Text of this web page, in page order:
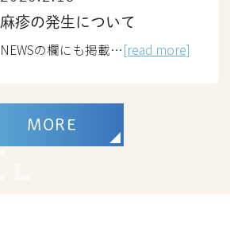
MORE
麻疹の発生について
NEWSの欄にも掲載…[read more]